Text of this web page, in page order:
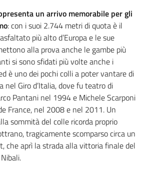
un arrivo memorabile per gli
: con i suoi 2.744 metri di quota è il
più alto d’Europa e le sue
alla prova anche le gambe più
si sono sfidati più volte anche i
è uno dei pochi colli a poter vantare di
nel Giro d’Italia, dove fu teatro di
Pantani nel 1994 e Michele Scarponi
France, nel 2008 e nel 2011. Un
sommità del colle ricorda proprio
tragicamente scomparso circa un
che aprì la strada alla vittoria finale del